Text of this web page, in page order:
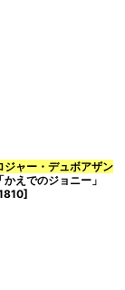
ジャー・デュボアザン
「かえでのジョニー」
]